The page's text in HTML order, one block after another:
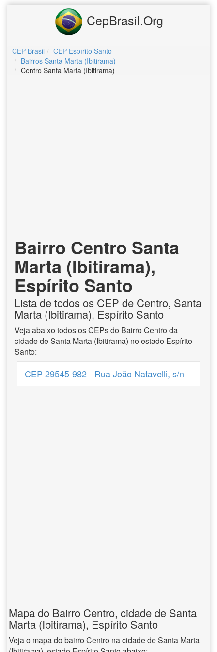
CepBrasil.Org
CEP Brasil
CEP Espírito Santo
Bairros Santa Marta (Ibitirama)
Centro Santa Marta (Ibitirama)
Bairro Centro Santa
Marta (Ibitirama),
Espírito Santo
Lista de todos os CEP de Centro, Santa
Marta (Ibitirama), Espírito Santo
Veja abaixo todos os CEPs do Bairro Centro da
cidade de Santa Marta (Ibitirama) no estado Espírito
Santo:
CEP 29545-982 - Rua João Natavelli, s/n
Mapa do Bairro Centro, cidade de Santa
Marta (Ibitirama), Espírito Santo
Veja o mapa do bairro Centro na cidade de Santa Marta